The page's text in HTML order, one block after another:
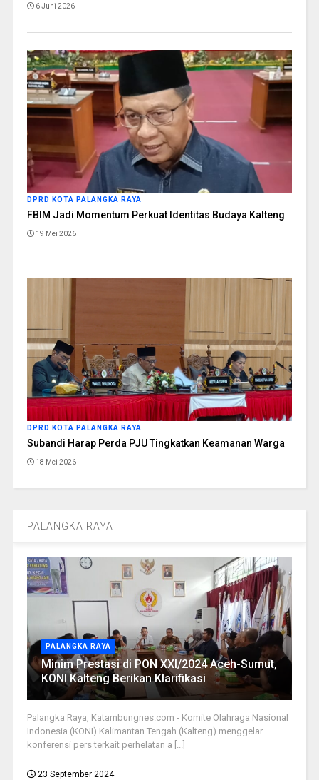
6 Juni 2026
DPRD KOTA PALANGKA RAYA
FBIM Jadi Momentum Perkuat Identitas Budaya Kalteng
19 Mei 2026
DPRD KOTA PALANGKA RAYA
Subandi Harap Perda PJU Tingkatkan Keamanan Warga
18 Mei 2026
PALANGKA RAYA
PALANGKA RAYA
Minim Prestasi di PON XXI/2024 Aceh-Sumut,
KONI Kalteng Berikan Klarifikasi
Palangka Raya, Katambungnes.com - Komite Olahraga Nasional
Indonesia (KONI) Kalimantan Tengah (Kalteng) menggelar
konferensi pers terkait perhelatan a [...]
23 September 2024